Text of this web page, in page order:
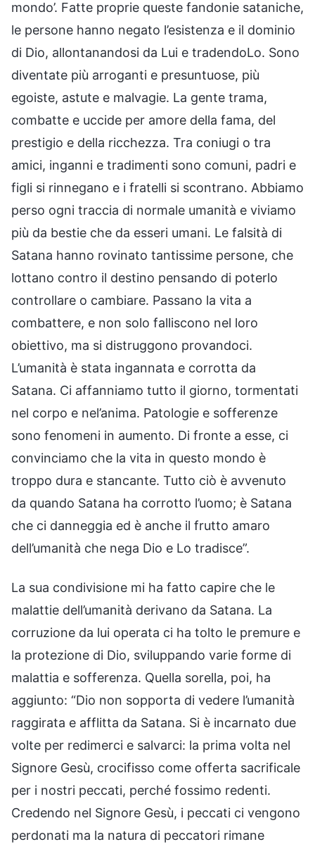
mondo’. Fatte proprie queste fandonie sataniche,
le persone hanno negato l’esistenza e il dominio
di Dio, allontanandosi da Lui e tradendoLo. Sono
diventate più arroganti e presuntuose, più
egoiste, astute e malvagie. La gente trama,
combatte e uccide per amore della fama, del
prestigio e della ricchezza. Tra coniugi o tra
amici, inganni e tradimenti sono comuni, padri e
figli si rinnegano e i fratelli si scontrano. Abbiamo
perso ogni traccia di normale umanità e viviamo
più da bestie che da esseri umani. Le falsità di
Satana hanno rovinato tantissime persone, che
lottano contro il destino pensando di poterlo
controllare o cambiare. Passano la vita a
combattere, e non solo falliscono nel loro
obiettivo, ma si distruggono provandoci.
L’umanità è stata ingannata e corrotta da
Satana. Ci affanniamo tutto il giorno, tormentati
nel corpo e nel’anima. Patologie e sofferenze
sono fenomeni in aumento. Di fronte a esse, ci
convinciamo che la vita in questo mondo è
troppo dura e stancante. Tutto ciò è avvenuto
da quando Satana ha corrotto l’uomo; è Satana
che ci danneggia ed è anche il frutto amaro
dell’umanità che nega Dio e Lo tradisce”.
La sua condivisione mi ha fatto capire che le
malattie dell’umanità derivano da Satana. La
corruzione da lui operata ci ha tolto le premure e
la protezione di Dio, sviluppando varie forme di
malattia e sofferenza. Quella sorella, poi, ha
aggiunto: “Dio non sopporta di vedere l’umanità
raggirata e afflitta da Satana. Si è incarnato due
volte per redimerci e salvarci: la prima volta nel
Signore Gesù, crocifisso come offerta sacrificale
per i nostri peccati, perché fossimo redenti.
Credendo nel Signore Gesù, i peccati ci vengono
perdonati ma la natura di peccatori rimane